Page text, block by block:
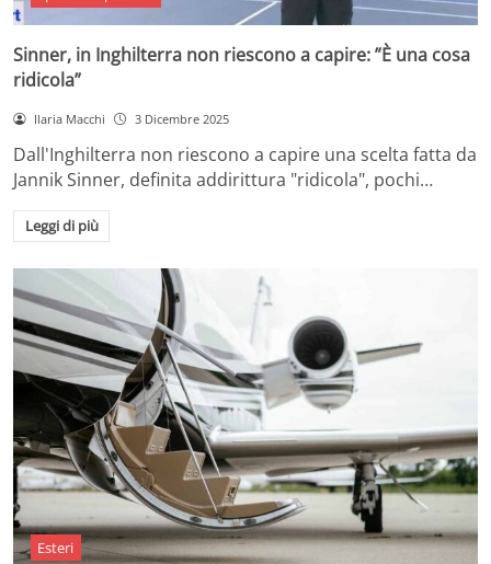
Sinner, in Inghilterra non riescono a capire: ”È una cosa
ridicola”
Ilaria Macchi 3 Dicembre 2025
Dall'Inghilterra non riescono a capire una scelta fatta da
Jannik Sinner, definita addirittura "ridicola", pochi…
Leggi di più
Esteri